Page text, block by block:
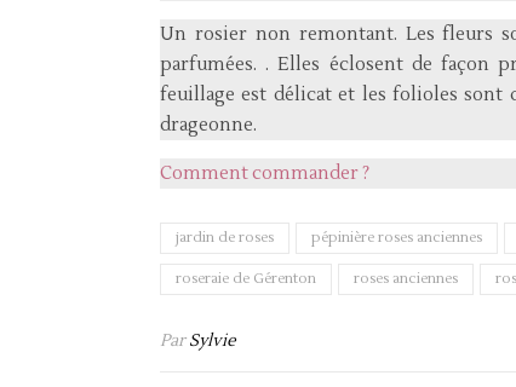
Un rosier non remontant. Les fleurs
parfumées. . Elles éclosent de façon
feuillage est délicat et les folioles sont
drageonne.
Comment commander ?
jardin de roses pépinière roses anciennes
roseraie de Gérenton roses anciennes
ParSylvie